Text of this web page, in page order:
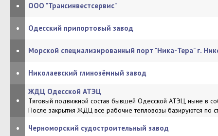
• ООО "Трансинвестсервис"
• Одесский припортовый завод
• Морской специализированный порт "Ника-Тера" г.
• Николаевский глинозёмный завод
•
ЖДЦ Одесской АТЭЦ
Тяговый подвижной состав бывшей Одесской АТЭЦ, ныне в
После закрытия ЖДЦ все рабочие тепловозы базируются по
• Черноморский судостроительный завод